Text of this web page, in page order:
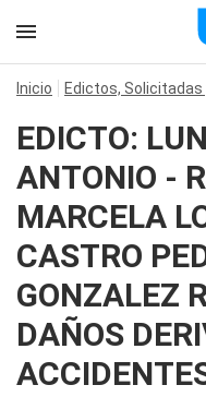
Inicio Edictos,
EDICTO:
ANTONIO -
MARCELA
CASTRO
GONZALEZ
DAÑOS